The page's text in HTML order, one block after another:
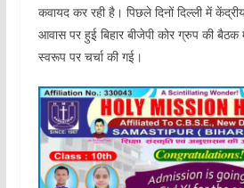
कवायद कर रही है। पिछले दिनों दिल्ली में
आवास पर हुई बिहार बीजेपी कोर ग्रुप की बैठक
स्वरूप पर चर्चा की गई।